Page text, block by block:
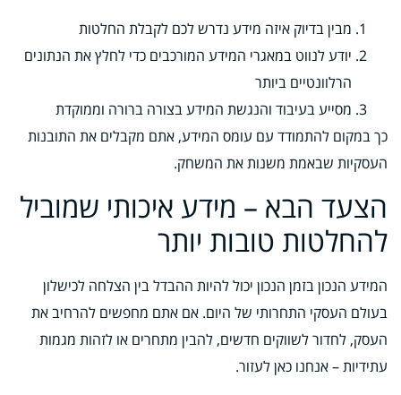
מבין בדיוק איזה מידע נדרש לכם לקבלת החלטות
יודע לנווט במאגרי המידע המורכבים כדי לחלץ את הנתונים
הרלוונטיים ביותר
מסייע בעיבוד והנגשת המידע בצורה ברורה וממוקדת
כך במקום להתמודד עם עומס המידע, אתם מקבלים את התובנות
העסקיות שבאמת משנות את המשחק.
הצעד הבא – מידע איכותי שמוביל
להחלטות טובות יותר
המידע הנכון בזמן הנכון יכול להיות ההבדל בין הצלחה לכישלון
בעולם העסקי התחרותי של היום. אם אתם מחפשים להרחיב את
העסק, לחדור לשווקים חדשים, להבין מתחרים או לזהות מגמות
עתידיות – אנחנו כאן לעזור.